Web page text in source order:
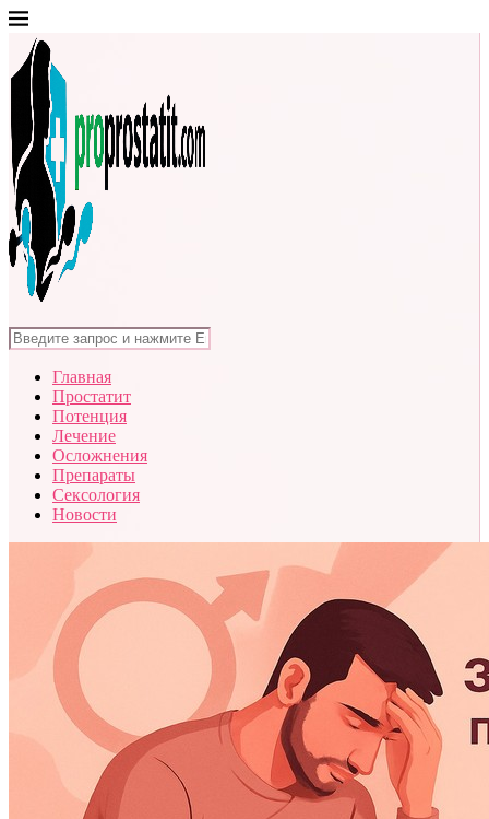
Главная
Простатит
Потенция
Лечение
Осложнения
Препараты
Сексология
Новости